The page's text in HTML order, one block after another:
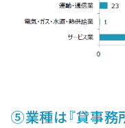
⑤業種は『貸事務